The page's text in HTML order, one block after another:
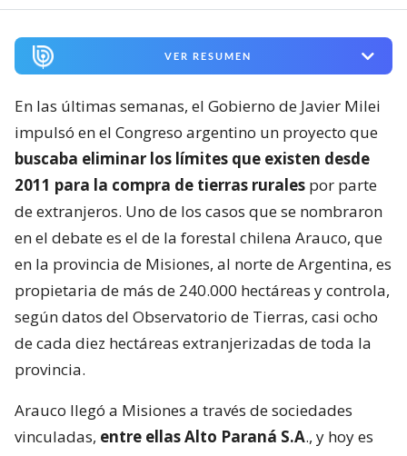
VER RESUMEN
En las últimas semanas, el Gobierno de Javier Milei
impulsó en el Congreso argentino un proyecto que
buscaba eliminar los límites que existen desde
2011 para la compra de tierras rurales por parte
de extranjeros. Uno de los casos que se nombraron
en el debate es el de la forestal chilena Arauco, que
en la provincia de Misiones, al norte de Argentina, es
propietaria de más de 240.000 hectáreas y controla,
según datos del Observatorio de Tierras, casi ocho
de cada diez hectáreas extranjerizadas de toda la
provincia.
Arauco llegó a Misiones a través de sociedades
vinculadas, entre ellas Alto Paraná S.A., y hoy es